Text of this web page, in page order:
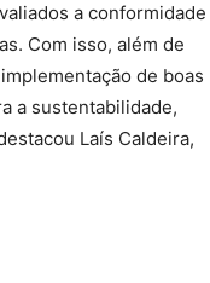
a conformidade
Com isso, além de
de boas
a sustentabilidade,
Laís Caldeira,